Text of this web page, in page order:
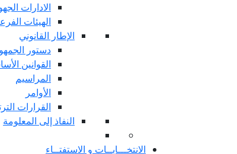
الادارات
الهيئات
الإطار القانوني
دستور
القوانين
المراسيم
الأوامر
القرارات
النفاذ إلى المعلومة
الانتخـــابــات و الاستفتــاء